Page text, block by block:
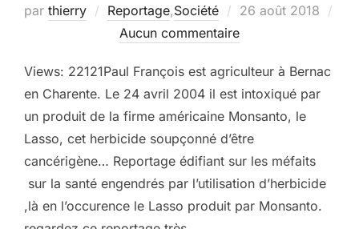
par thierry Reportage,Société
Publié
le
26 août 2018
Aucun commentaire
Views: 22121Paul François est agriculteur à Bernac
en Charente. Le 24 avril 2004 il est intoxiqué par
un produit de la firme américaine Monsanto, le
Lasso, cet herbicide soupçonné d’être
cancérigène… Reportage édifiant sur les méfaits
sur la santé engendrés par l’utilisation d’herbicide
,là en l’occurence le Lasso produit par Monsanto.